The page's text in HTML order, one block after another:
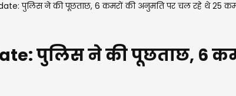
पुलिस ने की पूछताछ, 6 कमरों की अनुमति पर चल रहे थे 25
पुलिस ने की पूछताछ, 6